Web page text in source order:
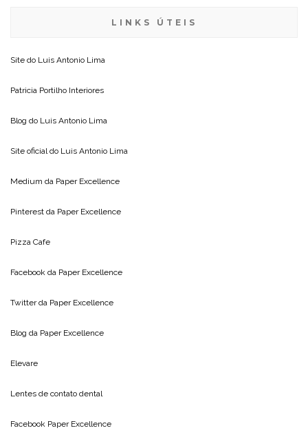
LINKS ÚTEIS
Site do Luis Antonio Lima
Patricia Portilho Interiores
Blog do Luis Antonio Lima
Site oficial do Luis Antonio Lima
Medium da Paper Excellence
Pinterest da Paper Excellence
Pizza Cafe
Facebook da Paper Excellence
Twitter da Paper Excellence
Blog da Paper Excellence
Elevare
Lentes de contato dental
Facebook Paper Excellence